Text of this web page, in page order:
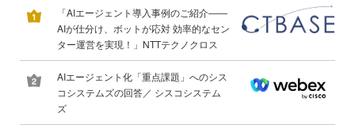
「AIエージェント導入事例のご紹介――
AIが仕分け、ボットが応対 効率的なセン
ター運営を実現！」NTTテクノクロス
AIエージェント化「重点課題」へのシス
コシステムズの回答／ シスコシステム
ズ